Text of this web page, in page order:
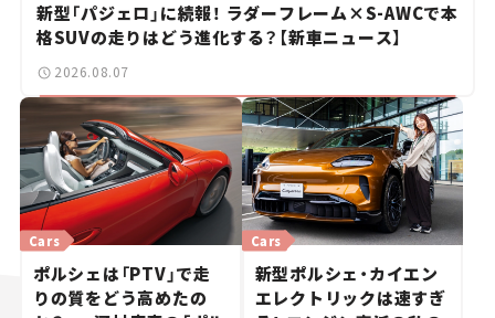
新型「パジェロ」に続報！ ラダーフレーム×S-AWCで本
格SUVの走りはどう進化する？【新車ニュース】
2026.08.07
ポルシェは「PTV」で走
りの質をどう高めたの
Cars
新型ポルシェ・カイエン
エレクトリックは速すぎ
Cars